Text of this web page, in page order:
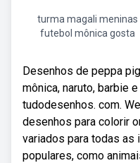
turma magali meninas
futebol mônica gosta
Desenhos de peppa
mônica, naruto, barbie
tudodesenhos. com.
desenhos para colorir
variados para todas as
populares, como